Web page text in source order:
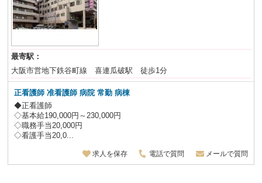
最寄駅：
大阪市営地下鉄谷町線 喜連瓜破駅 徒歩1分
正看護師 准看護師 病院 常勤 病棟
◆正看護師
◇基本給190,000円～230,000円
◇職務手当20,000円
◇看護手当20,0...
求人を保存 電話で質問 メールで質問